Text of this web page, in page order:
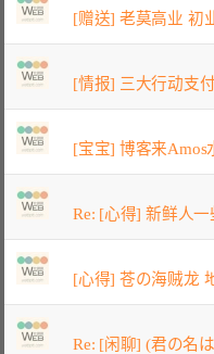
[赠送] 老莫高业 初
[情报] 三大行动支
[宝宝] 博客来Amos
Re: [心得] 新鲜人
[心得] 苍の海贼龙
Re: [闲聊] (君の名